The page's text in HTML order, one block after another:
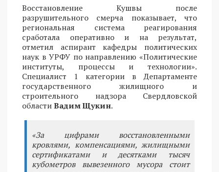
Восстановление Кушвы после
разрушительного смерча показывает, что
региональная система реагирования
сработала оперативно и на результат,
отметил аспирант кафедры политических
наук в УРФУ по направлению «Политические
институты, процессы и технологии».
Специалист 1 категории в Департаменте
государственного жилищного и
строительного надзора Свердловской
областиВадим Щукин.
«За цифрами восстановленными
кровлями, компенсациями, жилищными
сертификатами и десятками тысяч
кубометров вывезенного мусора стоит